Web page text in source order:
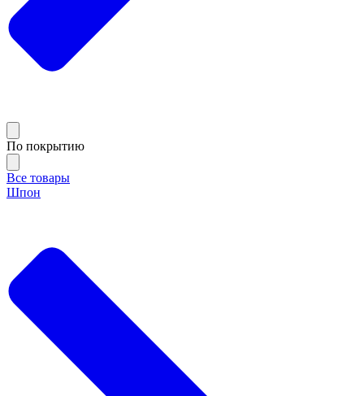
По покрытию
Все товары
Шпон